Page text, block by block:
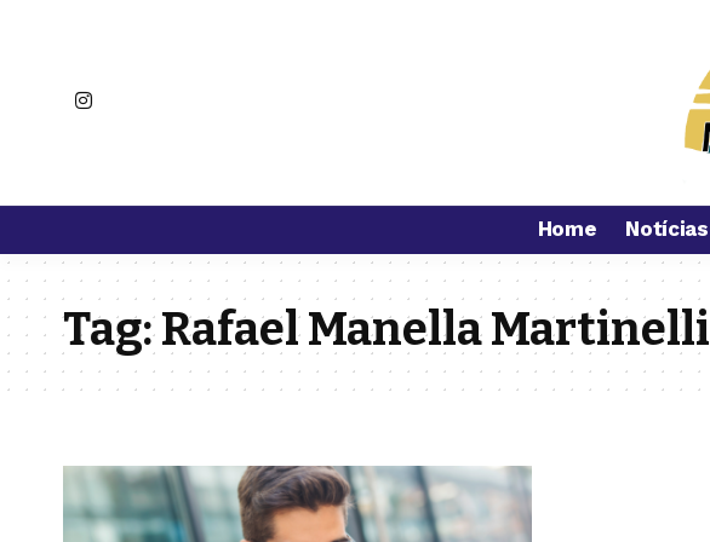
Home Notícias
Tag:Rafael Manella Martinelli